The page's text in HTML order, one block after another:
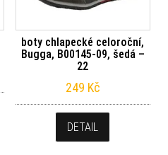
boty chlapecké celoroční,
Bugga, B00145-09, šedá –
22
249 Kč
DETAIL